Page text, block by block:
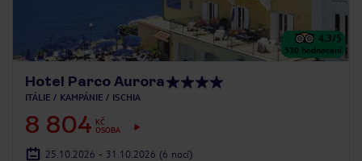
4.3/5
530 hodnocení
Hotel Parco Aurora
ITÁLIE KAMPÁNIE ISCHIA
8 804 KČ
OSOBA
25.10.2026 - 31.10.2026 (6 nocí)